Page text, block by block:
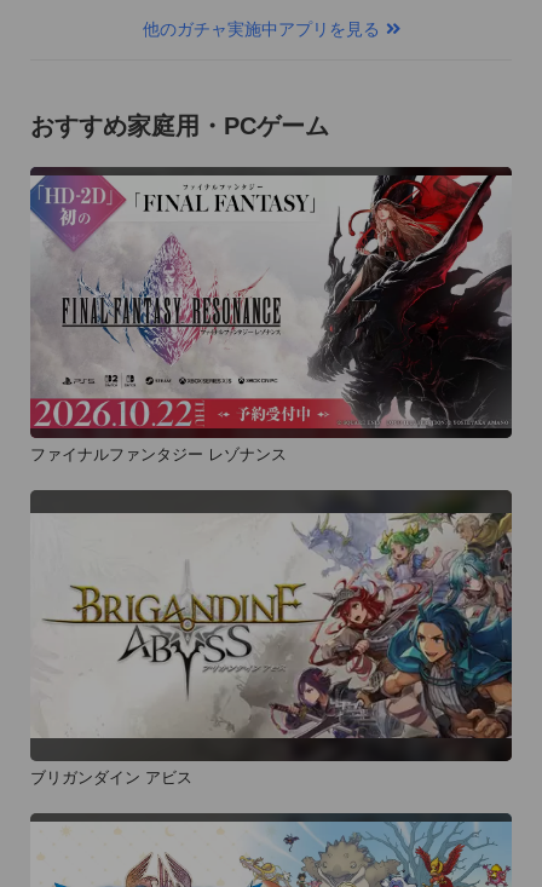
他のガチャ実施中アプリを見る
おすすめ家庭用・PCゲーム
ファイナルファンタジー レゾナンス
ブリガンダイン アビス